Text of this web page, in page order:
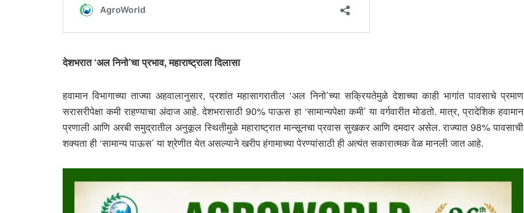
देशभरात ‘अल निनो’चा प्रभाव, महाराष्ट्राला दिलासा
हवामान विभागाच्या ताज्या अहवालानुसार, प्रशांत महासागरातील ‘अल निनो’च्या सक्रियतेमुळे देशाच्या काही भागांत पावसाचे प्रमाण
सरासरीपेक्षा कमी राहण्याचा अंदाज आहे. देशभरासाठी 90% पाऊस हा ‘सामान्यपेक्षा कमी’ या वर्गवारीत मोडतो. मात्र, प्रादेशिक हवामान
प्रणाली आणि अरबी समुद्रातील अनुकूल स्थितीमुळे महाराष्ट्रात मान्सूनचा प्रवास सुखकर आणि दमदार असेल. राज्यात 98% पावसाची
शक्यता ही ‘सामान्य पाऊस’ या श्रेणीत येत असल्याने खरीप हंगामाच्या पेरण्यांसाठी ही अत्यंत सकारात्मक वेळ मानली जात आहे.